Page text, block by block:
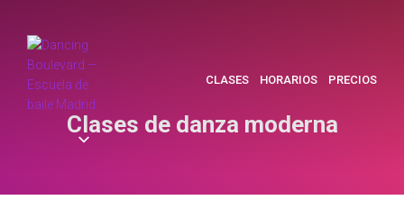
CLASES HORARIOS PRECIOS
Clases de danza moderna